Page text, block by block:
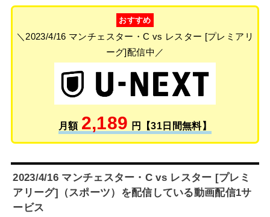
おすすめ
＼2023/4/16 マンチェスター・C vs レスター [プレミアリ
ーグ]配信中／
月額 2,189 円【31日間無料】
2023/4/16 マンチェスター・C vs レスター [プレミ
アリーグ]（スポーツ）を配信している動画配信1サ
ービス